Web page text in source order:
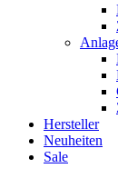
Hersteller
Neuheiten
Sale